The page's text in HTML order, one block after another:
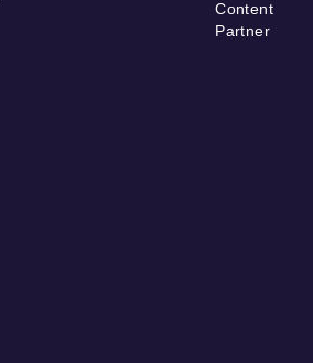
Content
Partner